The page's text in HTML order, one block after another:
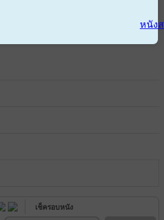
หนัง
เช็ครอบหนัง